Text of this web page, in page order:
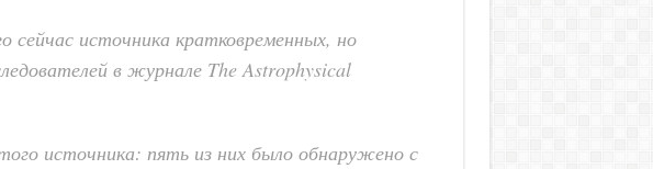
сейчас источника кратковременных, но
в журнале The Astrophysical
источника: пять из них было обнаружено с